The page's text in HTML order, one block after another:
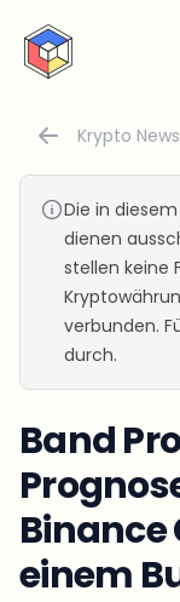
CryptoTicker
Krypto News
Die in
dienen
stellen keine
verbunden.
durch.
Band
Binance
einem